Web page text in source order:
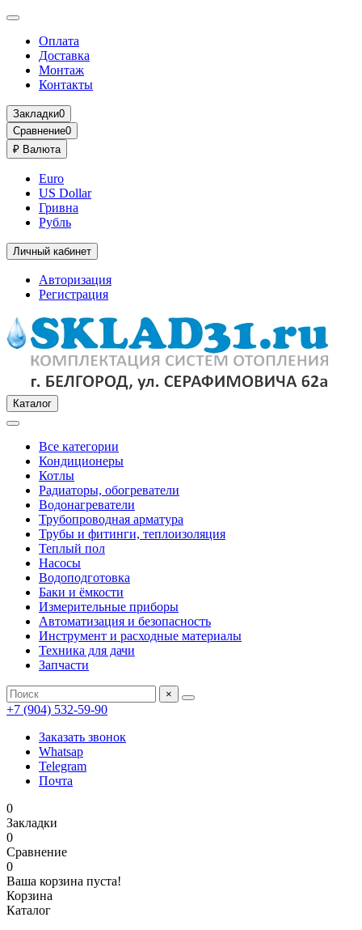
Оплата
Доставка
Монтаж
Контакты
Закладки0
Сравнение0
₽ Валюта
Euro
US Dollar
Гривна
Рубль
Личный кабинет
Авторизация
Регистрация
Каталог
Все категории
Кондиционеры
Котлы
Радиаторы, обогреватели
Водонагреватели
Трубопроводная арматура
Трубы и фитинги, теплоизоляция
Теплый пол
Насосы
Водоподготовка
Баки и ёмкости
Измерительные приборы
Автоматизация и безопасность
Инструмент и расходные материалы
Техника для дачи
Запчасти
×
+7 (904) 532-59-90
Заказать звонок
Whatsap
Telegram
Почта
0
Закладки
0
Сравнение
0
Ваша корзина пуста!
Корзина
Каталог